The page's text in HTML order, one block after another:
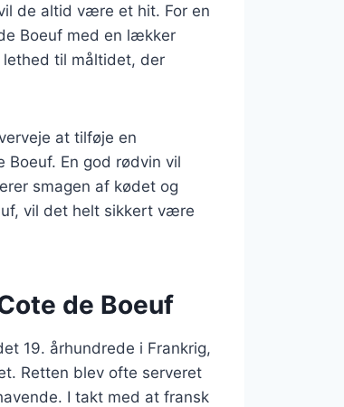
de altid være et hit. For en
Boeuf med en lækker
lethed til måltidet, der
at tilføje en
En god rødvin vil
smagen af kødet og
vil det helt sikkert være
de Boeuf
19. århundrede i Frankrig,
Retten blev ofte serveret
I takt med at fransk